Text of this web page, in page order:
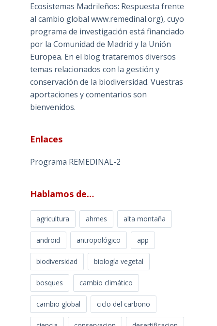
Ecosistemas Madrileños: Respuesta frente
al cambio global www.remedinal.org), cuyo
programa de investigación está financiado
por la Comunidad de Madrid y la Unión
Europea. En el blog trataremos diversos
temas relacionados con la gestión y
conservación de la biodiversidad. Vuestras
aportaciones y comentarios son
bienvenidos.
Enlaces
Programa REMEDINAL-2
Hablamos de…
agricultura ahmes alta montaña
android antropológico app
biodiversidad biología vegetal
bosques cambio climático
cambio global ciclo del carbono